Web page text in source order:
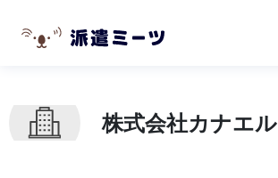
株式会社カナエル